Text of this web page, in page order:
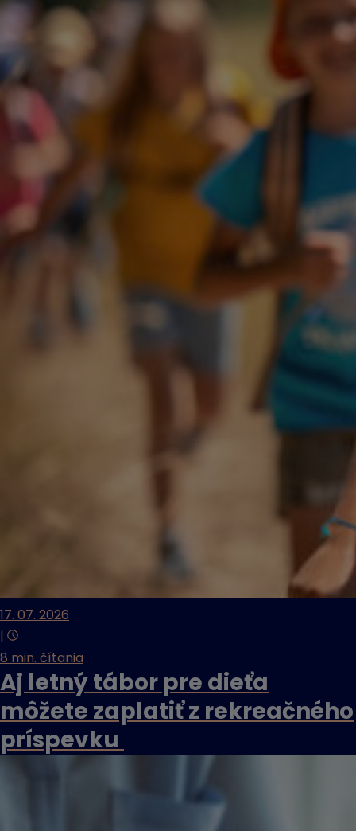
17. 07. 2026
|
8 min. čítania
Aj letný tábor pre dieťa
môžete zaplatiť z rekreačného
príspevku